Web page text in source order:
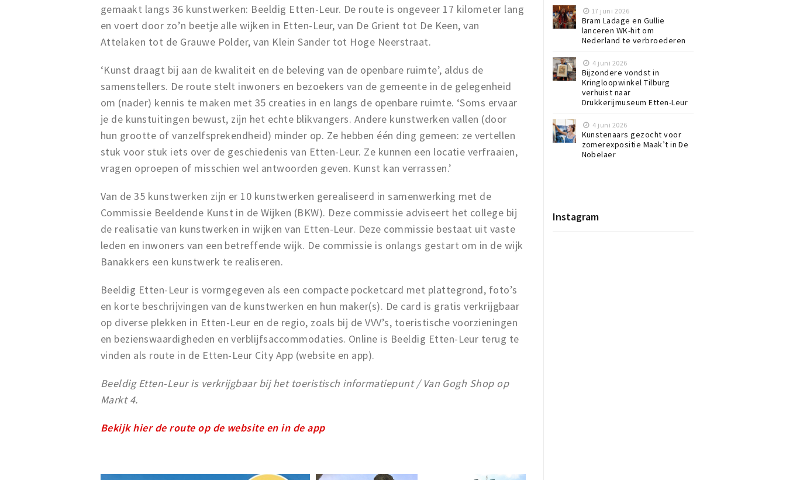
gemaakt langs 36 kunstwerken: Beeldig Etten-Leur. De route is ongeveer 17 kilometer lang
en voert door zo’n beetje alle wijken in Etten-Leur, van De Grient tot De Keen, van
Attelaken tot de Grauwe Polder, van Klein Sander tot Hoge Neerstraat.
‘Kunst draagt bij aan de kwaliteit en de beleving van de openbare ruimte’, aldus de
samenstellers. De route stelt inwoners en bezoekers van de gemeente in de gelegenheid
om (nader) kennis te maken met 35 creaties in en langs de openbare ruimte. ‘Soms ervaar
je de kunstuitingen bewust, zijn het echte blikvangers. Andere kunstwerken vallen (door
hun grootte of vanzelfsprekendheid) minder op. Ze hebben één ding gemeen: ze vertellen
stuk voor stuk iets over de geschiedenis van Etten-Leur. Ze kunnen een locatie verfraaien,
vragen oproepen of misschien wel antwoorden geven. Kunst kan verrassen.’
Van de 35 kunstwerken zijn er 10 kunstwerken gerealiseerd in samenwerking met de
Commissie Beeldende Kunst in de Wijken (BKW). Deze commissie adviseert het college bij
de realisatie van kunstwerken in wijken van Etten-Leur. Deze commissie bestaat uit vaste
leden en inwoners van een betreffende wijk. De commissie is onlangs gestart om in de wijk
Banakkers een kunstwerk te realiseren.
Beeldig Etten-Leur is vormgegeven als een compacte pocketcard met plattegrond, foto’s
en korte beschrijvingen van de kunstwerken en hun maker(s). De card is gratis verkrijgbaar
op diverse plekken in Etten-Leur en de regio, zoals bij de VVV’s, toeristische voorzieningen
en bezienswaardigheden en verblijfsaccommodaties. Online is Beeldig Etten-Leur terug te
vinden als route in de Etten-Leur City App (website en app).
Beeldig Etten-Leur is verkrijgbaar bij het toeristisch informatiepunt / Van Gogh Shop op
Markt 4.
Bekijk hier de route op de website en in de app
17 juni 2026
Bram Ladage en Gullie
lanceren WK-hit om
Nederland te verbroederen
4 juni 2026
Bijzondere vondst in
Kringloopwinkel Tilburg
verhuist naar
Drukkerijmuseum Etten-Leur
4 juni 2026
Kunstenaars gezocht voor
zomerexpositie Maak’t in De
Nobelaer
Instagram